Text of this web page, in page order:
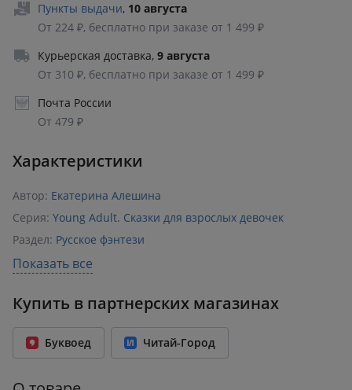
Пункты выдачи, 10 августа
От 224 ₽, бесплатно при заказе от 1 499 ₽
Курьерская доставка, 9 августа
От 310 ₽, бесплатно при заказе от 1 499 ₽
Почта России
От 479 ₽
Характеристики
Автор: Екатерина Алешина
Серия: Young Adult. Сказки для взрослых девочек
Раздел: Русское фэнтези
Издательство:
Возрастное ограничение: 18+
Год издания: 2024
Количество страниц: 512
Показать все
Купить в партнерских магазинах
Буквоед Читай-Город